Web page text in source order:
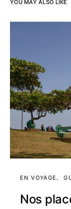
YOU MAY ALSO LIKE
EN VOYAGE
Nos